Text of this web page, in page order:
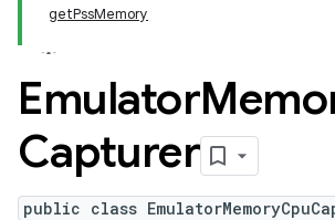
getPssMemory
Emulator
Capturer
public class